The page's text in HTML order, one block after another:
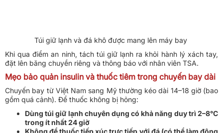
Túi giữ lạnh và đá khô được mang lên máy bay
Khi qua điểm an ninh, tách túi giữ lạnh ra khỏi hành lý xách tay,
đặt lên băng chuyền riêng và thông báo với nhân viên TSA.
Mẹo bảo quản insulin và thuốc tiêm trong chuyến bay dài
Chuyến bay từ Việt Nam sang Mỹ thường kéo dài 14–18 giờ (bao
gồm quá cảnh). Để thuốc không bị hỏng:
Dùng túi giữ lạnh chuyên dụng có khả năng duy trì 2–8°C
trong ít nhất 24 giờ